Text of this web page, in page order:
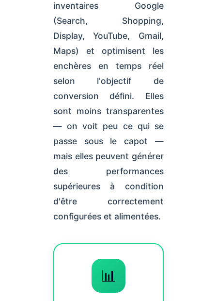
inventaires Google
(Search, Shopping,
Display, YouTube, Gmail,
Maps) et optimisent les
enchères en temps réel
selon l'objectif de
conversion défini. Elles
sont moins transparentes
— on voit peu ce qui se
passe sous le capot —
mais elles peuvent générer
des performances
supérieures à condition
d'être correctement
configurées et alimentées.
📊